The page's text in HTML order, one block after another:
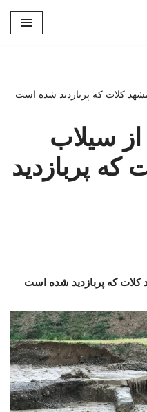
مشهد کلات که پربازدید شده است‌
از سیلاب
که پربازدید
کلات که پربازدید شده است‌